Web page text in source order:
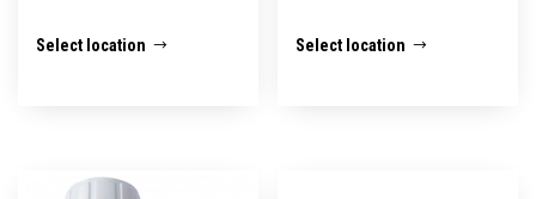
Select location Select location